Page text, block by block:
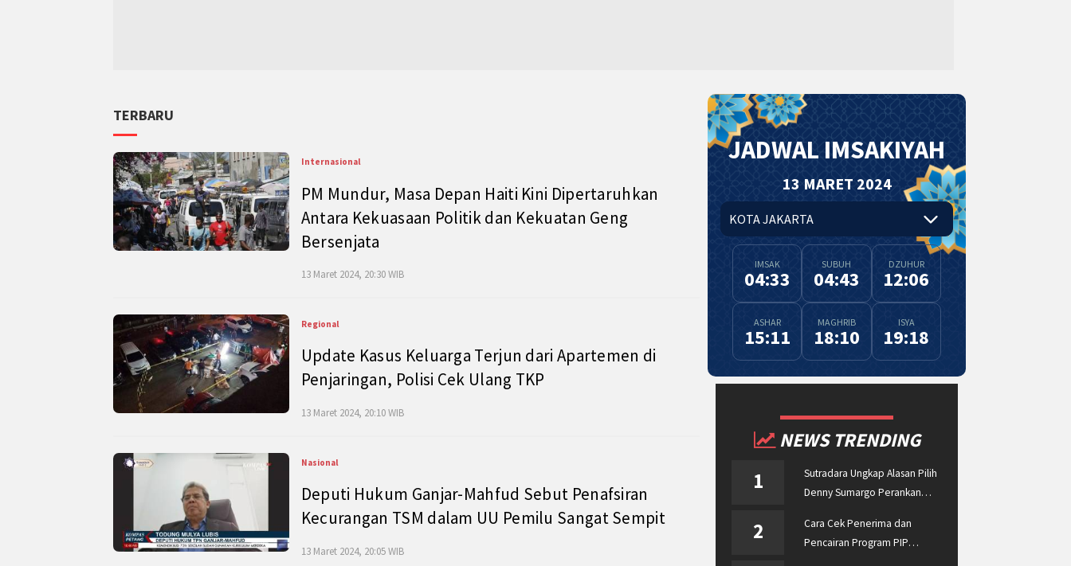
TERBARU
Internasional
PM Mundur, Masa Depan Haiti Kini Dipertaruhkan
Antara Kekuasaan Politik dan Kekuatan Geng
Bersenjata
13 Maret 2024, 20:30 WIB
Regional
Update Kasus Keluarga Terjun dari Apartemen di
Penjaringan, Polisi Cek Ulang TKP
13 Maret 2024, 20:10 WIB
Nasional
Deputi Hukum Ganjar-Mahfud Sebut Penafsiran
Kecurangan TSM dalam UU Pemilu Sangat Sempit
13 Maret 2024, 20:05 WIB
JADWAL IMSAKIYAH
13 MARET 2024
IMSAK
04:33
SUBUH
04:43
DZUHUR
12:06
ASHAR
15:11
MAGHRIB
18:10
ISYA
19:18
NEWS TRENDING
1
Sutradara Ungkap Alasan Pilih
Denny Sumargo Perankan
2
Cara Cek Penerima dan
Pencairan Program PIP